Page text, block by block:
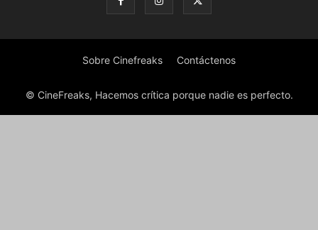
Sobre Cinefreaks Contáctenos
© CineFreaks, Hacemos crítica porque nadie es perfecto.